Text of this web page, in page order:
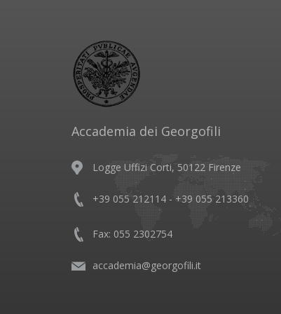
Accademia dei Georgofili
Logge Uffizi Corti, 50122 Firenze
+39 055 212114 - +39 055 213360
Fax: 055 2302754
accademia@georgofili.it